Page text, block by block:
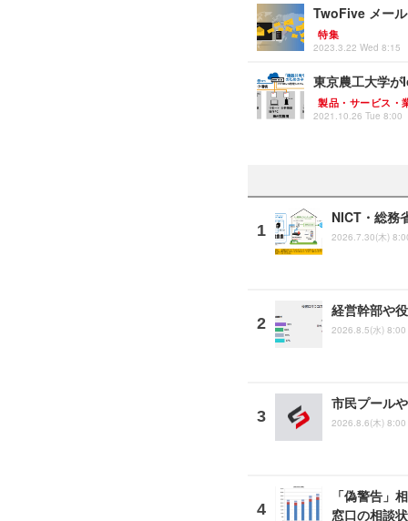
TwoFive メー
特集
2023.3.22 Wed 8:15
東京農工大学が
製品・サービス・
2021.10.26 Tue 8:00
NICT・総務
2026.7.30(木)
経営幹部や
2026.8.5(水) 8:00
市民プール
2026.8.6(木) 8:00
「偽警告」
窓口の相談